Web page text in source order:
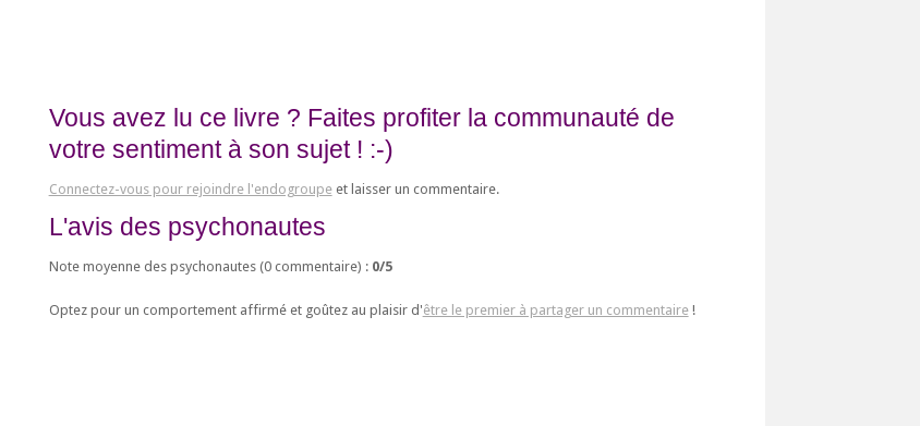
Vous avez lu ce livre ? Faites profiter la communauté de
votre sentiment à son sujet ! :-)
Connectez-vous pour rejoindre l'endogroupeet laisser un commentaire.
L'avis des psychonautes
Note moyenne des psychonautes (0commentaire) : 0/5
Optez pour un comportement affirmé et goûtez au plaisir d'être le premier à partager un commentaire!